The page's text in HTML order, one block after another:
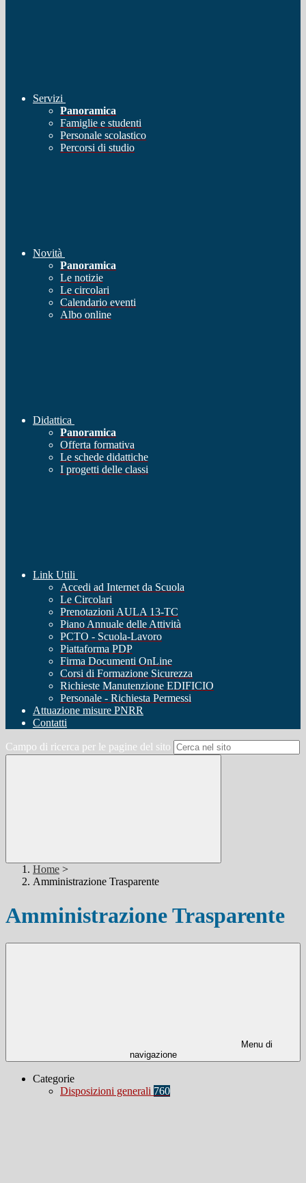
Servizi
Panoramica
Famiglie e studenti
Personale scolastico
Percorsi di studio
Novità
Panoramica
Le notizie
Le circolari
Calendario eventi
Albo online
Didattica
Panoramica
Offerta formativa
Le schede didattiche
I progetti delle classi
Link Utili
Accedi ad Internet da Scuola
Le Circolari
Prenotazioni AULA 13-TC
Piano Annuale delle Attività
PCTO - Scuola-Lavoro
Piattaforma PDP
Firma Documenti OnLine
Corsi di Formazione Sicurezza
Richieste Manutenzione EDIFICIO
Personale - Richiesta Permessi
Attuazione misure PNRR
Contatti
Campo di ricerca per le pagine del sito
Home >
Amministrazione Trasparente
Amministrazione Trasparente
Menu di
navigazione
Categorie
Disposizioni generali 760